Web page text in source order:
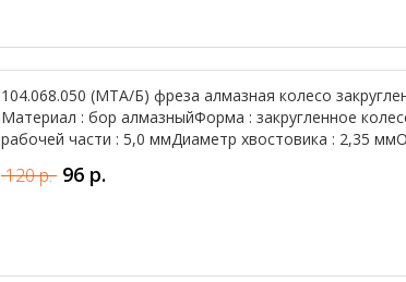
104.068.050 (МТА/Б) фреза алмазная колесо
Материал : бор алмазныйФорма : закругленное
рабочей части : 5,0 ммДиаметр хвостовика : 2,35
120 р. 96 р.